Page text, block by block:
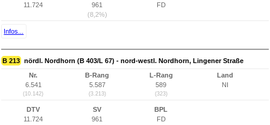
11.724
961
(8,2%)
FD
Infos...
B 213 nördl. Nordhorn (B 403/L 67) - nord-westl. Nordhorn, Lingener Straße
Nr.
6.541
(10.142)
B-Rang
5.587
(3.213)
L-Rang
589
(323)
Land
NI
DTV
11.724
SV
961
BPL
FD